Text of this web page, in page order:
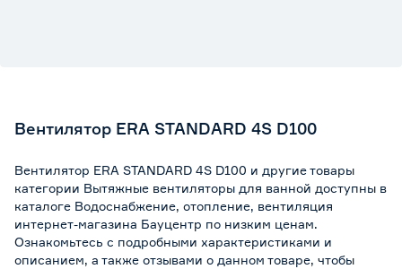
Вентилятор ERA STANDARD 4S D100
Вентилятор ERA STANDARD 4S D100 и другие товары
категории Вытяжные вентиляторы для ванной доступны в
каталоге Водоснабжение, отопление, вентиляция
интернет-магазина Бауцентр по низким ценам.
Ознакомьтесь с подробными характеристиками и
описанием, а также отзывами о данном товаре, чтобы